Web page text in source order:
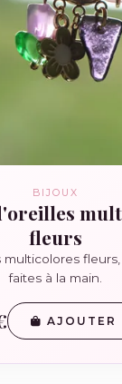
BIJOUX
fleurs
multicolores
faites à la main.
AJOUTER